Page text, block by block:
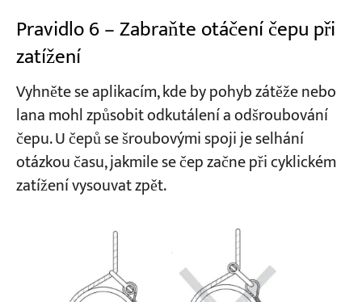
Pravidlo 6 – Zabraňte otáčení čepu při
zatížení
Vyhněte se aplikacím, kde by pohyb zátěže nebo
lana mohl způsobit odkutálení a odšroubování
čepu. U čepů se šroubovými spoji je selhání
otázkou času, jakmile se čep začne při cyklickém
zatížení vysouvat zpět.